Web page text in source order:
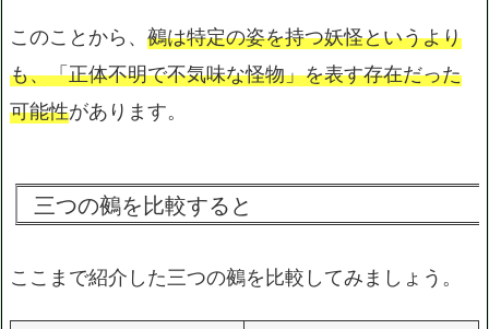
このことから、 鵺は特定の姿を持つ妖怪というより
も、「正体不明で不気味な怪物」を表す存在だった
可能性があります。
三つの鵺を比較すると
ここまで紹介した三つの鵺を比較してみましょう。